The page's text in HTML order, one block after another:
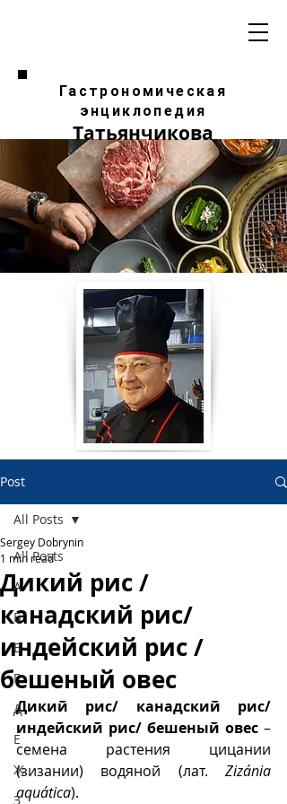
Гастрономическая
энциклопедия
Татьянчикова
Post
All Posts
А
Б
В
Г
Д
Е
Ж
З
All Posts
Дикий рис /
канадский рис/
индейский рис /
бешеный овес
Sergey Dobrynin
1 min read
Дикий рис/ канадский рис/
индейский рис/ бешеный овес –
семена растения цицании
(зизании) водяной (лат.
Zizánia
aquática).